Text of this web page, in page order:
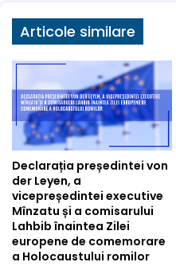
Articole similare
Declarația președintei von
der Leyen, a
vicepreședintei executive
Mînzatu și a comisarului
Lahbib înaintea Zilei
europene de comemorare
a Holocaustului romilor